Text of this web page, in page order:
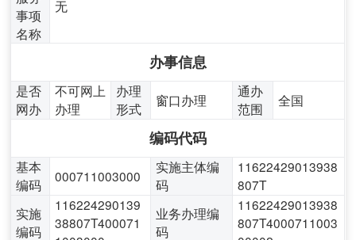
事项
名称
无
办事信息
是否
网办
不可网上
办理
办理
形式
窗口办理
通办
范围
全国
编码代码
基本
编码
000711003000
实施主体编
码
11622429013938
807T
实施
编码
116224290139
38807T400071
业务办理编
码
11622429013938
807T4000711003